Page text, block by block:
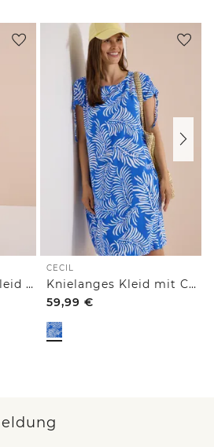
Knielanges Jerseykleid mit V-Neck
CECIL
Knielanges Kleid mit Capsleeves
59,99 €